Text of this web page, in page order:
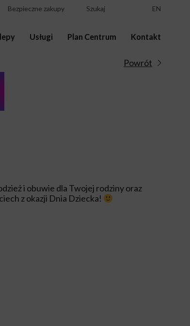
Bezpieczne zakupy Szukaj EN
Usługi Plan Centrum Kontakt
Powrót
i obuwie dla Twojej rodziny oraz
z okazji Dnia Dziecka!